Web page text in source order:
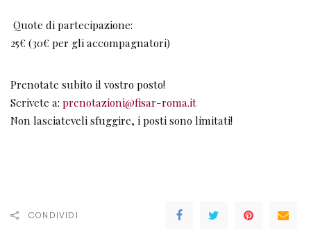
Quote di partecipazione:
25€ (30€ per gli accompagnatori)
Prenotate subito il vostro posto!
Scrivete a: prenotazioni@fisar-roma.it
Non lasciateveli sfuggire, i posti sono limitati!
CONDIVIDI